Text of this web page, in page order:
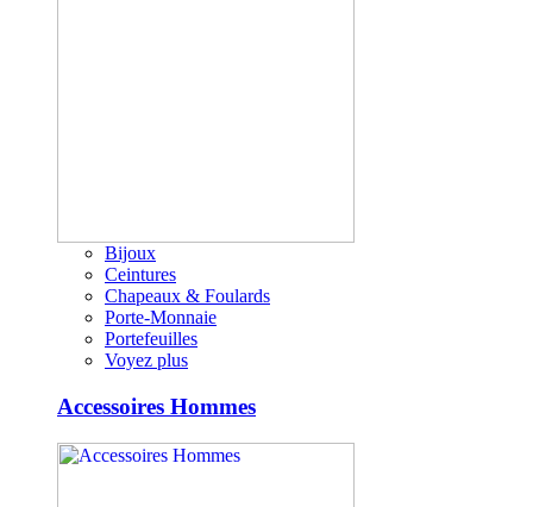
Bijoux
Ceintures
Chapeaux & Foulards
Porte-Monnaie
Portefeuilles
Voyez plus
Accessoires Hommes